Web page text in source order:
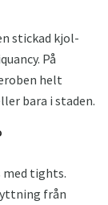
stickad kjol-
På
helt
bara i staden.
med tights.
från